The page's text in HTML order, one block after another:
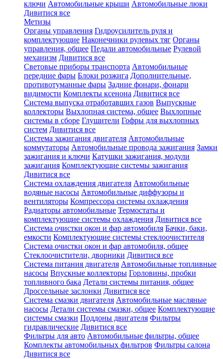
ключи Автомобильные крыши Автомобильные люки
Дивитися все
Метизы
Органы управления Гидроусилитель руля и
комплектующие Наконечники рулевых тяг Органы
управления, общее Педали автомобильные Рулевой
механизм Дивитися все
Световые приборы транспорта Автомобильные
передние фары Блоки розжига Дополнительные,
противотуманные фары Задние фонари, фонари
видимости Комплекты ксенона Дивитися все
Система выпуска отработавших газов Выпускные
коллекторы Выхлопная система, общее Выхлопные
системы в сборе Глушители Гофры для выхлопных
систем Дивитися все
Система зажигания двигателя Автомобильные
коммутаторы Автомобильные провода зажигания Замки
зажигания и ключи Катушки зажигания, модули
зажигания Комплектующие системы зажигания
Дивитися все
Система охлаждения двигателя Автомобильные
водяные насосы Автомобильные диффузоры и
вентиляторы Компрессора системы охлаждения
Радиаторы автомобильные Термостаты и
комплектующие системы охлаждения Дивитися все
Система очистки окон и фар автомобиля Бачки, баки,
емкости Комплектующие системы стеклоочистителя
Система очистки окон и фар автомобиля, общее
Стеклоочистители, дворники Дивитися все
Система питания двигателя Автомобильные топливные
насосы Впускные коллекторы Горловины, пробки
топливного бака Детали системы питания, общее
Дроссельные заслонки Дивитися все
Система смазки двигателя Автомобильные масляные
насосы Детали системы смазки, общее Комплектующие
системы смазки Поддоны двигателя Фильтры
гидравлические Дивитися все
Фильтры для авто Автомобильные фильтры, общее
Комплекты автомобильных фильтров Фильтры салона
Дивитися все